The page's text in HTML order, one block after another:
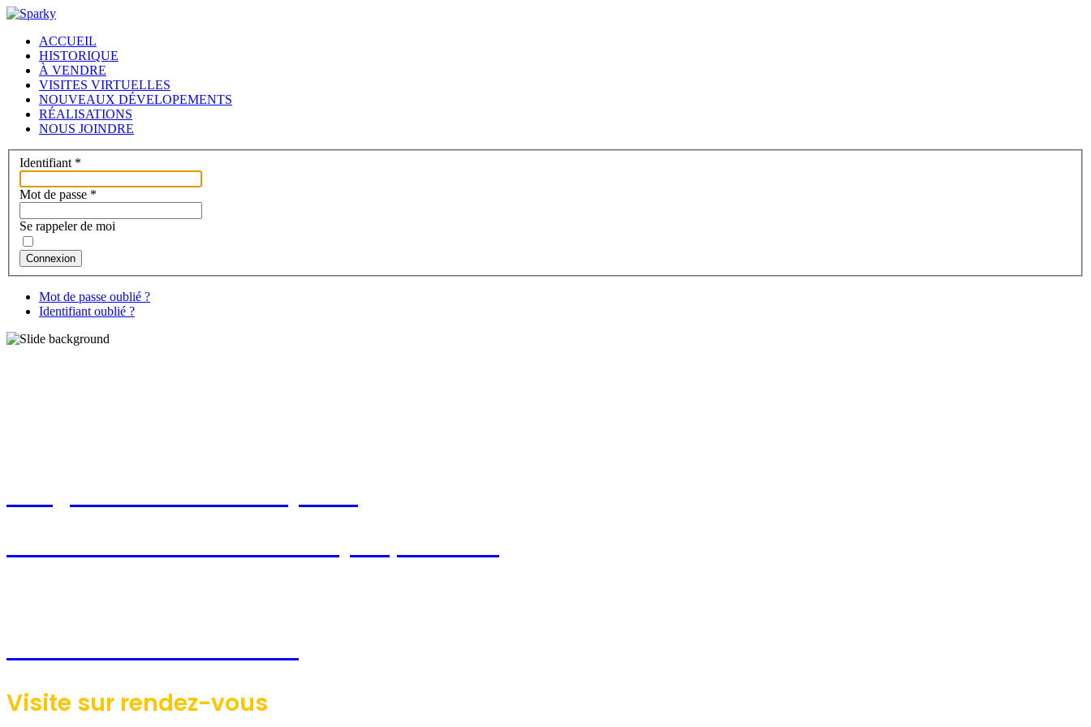
ACCUEIL
HISTORIQUE
À VENDRE
VISITES VIRTUELLES
NOUVEAUX DÉVELOPEMENTS
RÉALISATIONS
NOUS JOINDRE
Identifiant *
Mot de passe *
Se rappeler de moi
Connexion
Mot de passe oublié ?
Identifiant oublié ?
Visite sur rendez-vous